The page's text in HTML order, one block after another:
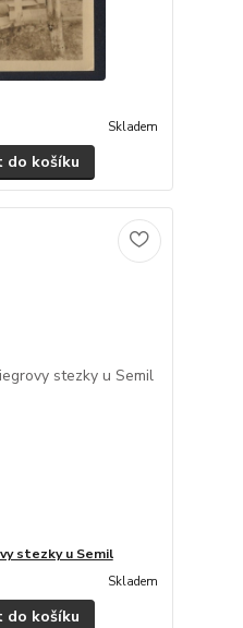
Skladem
do košíku
stezky u Semil
Skladem
do košíku